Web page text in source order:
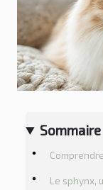
Sommaire
Le sphynx,